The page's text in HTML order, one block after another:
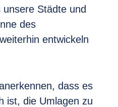
Städte und
des
entwickeln
dass es
ist, die Umlagen zu